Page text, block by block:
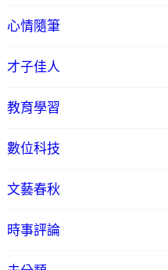
心情隨筆
才子佳人
教育學習
數位科技
文藝春秋
時事評論